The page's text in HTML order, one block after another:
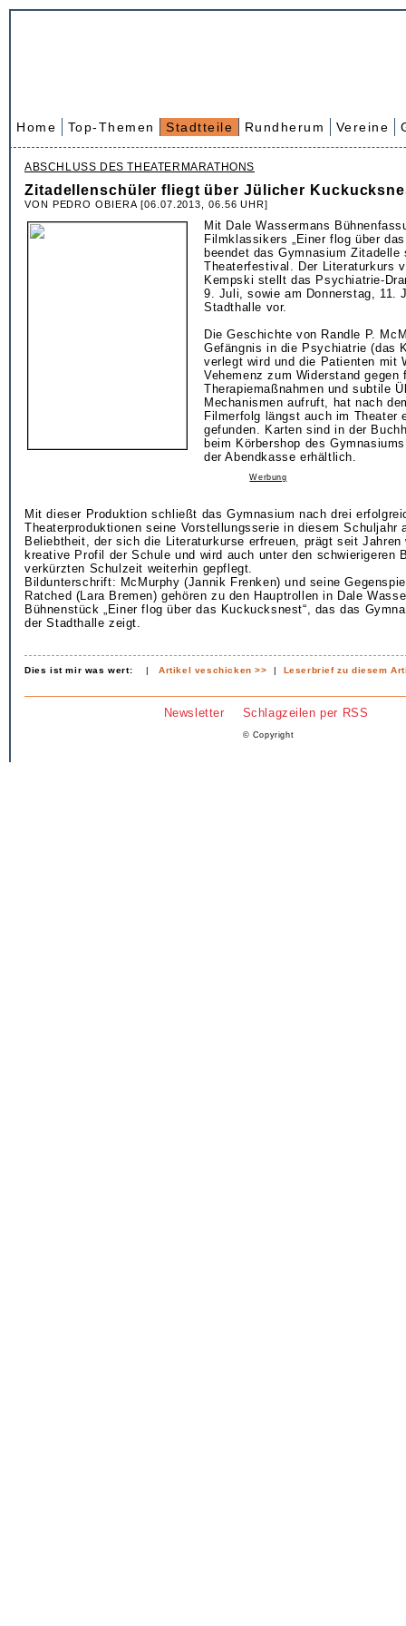
Home Top-Themen Stadtteile Rundherum Vereine
ABSCHLUSS DES THEATERMARATHONS
Zitadellenschüler fliegt über Jülicher
VON PEDRO OBIERA [06.07.2013, 06.56 UHR]
Mit Dale Wassermans
Filmklassikers „Einer flog über
beendet das Gymnasium
Theaterfestival. Der Literaturkurs
Kempski stellt das Psychiatrie-
9. Juli, sowie am Donnerstag, 11.
Stadthalle vor.
Die Geschichte von Randle P.
Gefängnis in die Psychiatrie (das
verlegt wird und die Patienten mit
Vehemenz zum Widerstand gegen
Therapiemaßnahmen und subtile
Mechanismen aufruft, hat nach
Filmerfolg längst auch im Theater
gefunden. Karten sind in der
beim Körbershop des
der Abendkasse erhältlich.
Werbung
Mit dieser Produktion schließt das Gymnasium nach drei
Theaterproduktionen seine Vorstellungsserie in diesem Schuljahr
Beliebtheit, der sich die Literaturkurse erfreuen, prägt seit Jahren
kreative Profil der Schule und wird auch unter den schwierigeren
verkürzten Schulzeit weiterhin gepflegt.
Bildunterschrift: McMurphy (Jannik Frenken) und seine
Ratched (Lara Bremen) gehören zu den Hauptrollen in Dale
Bühnenstück „Einer flog über das Kuckucksnest“, das das
der Stadthalle zeigt.
Dies ist mir was wert: |Artikel veschicken >> | Leserbrief zu diesem
Newsletter Schlagzeilen per RSS
© Copyright